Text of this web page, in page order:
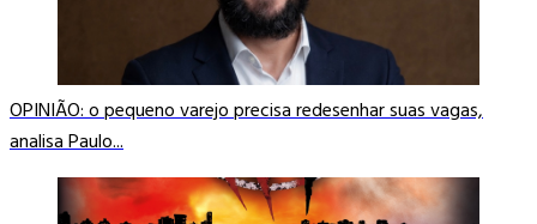
OPINIÃO: o pequeno varejo precisa redesenhar suas vagas,
analisa Paulo...